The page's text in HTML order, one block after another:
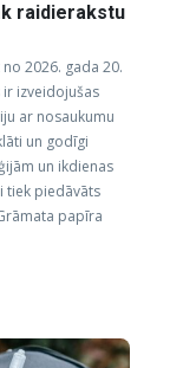
raidierakstu
2026. gada 20.
izveidojušas
ar nosaukumu
un godīgi
un ikdienas
tiek piedāvāts
papīra